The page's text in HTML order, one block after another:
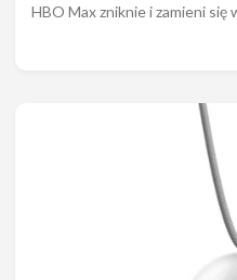
HBO Max zniknie i zamieni się